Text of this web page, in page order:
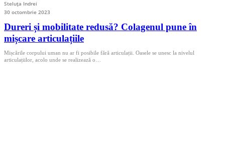
Steluța Indrei
30 octombrie 2023
Dureri și mobilitate redusă? Colagenul pune în
mișcare articulațiile
Mișcările corpului uman nu ar fi posibile fără articulații. Oasele se unesc la nivelul
articulațiilor, acolo unde se realizează o…